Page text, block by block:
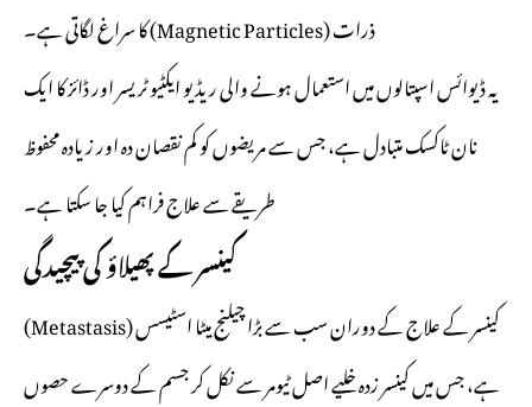
ذرات (Magnetic Particles) کا سراغ لگاتی ہے۔
یہ ڈیوائس اسپتالوں میں استعمال ہونے والی ریڈیو ایکٹیو ٹریسر اور ڈائز کا ایک
نان ٹاکسک متبادل ہے، جس سے مریضوں کو کم نقصان دہ اور زیادہ محفوظ
طریقے سے علاج فراہم کیا جا سکتا ہے۔
کینسر کے پھیلاؤ کی پیچیدگی
کینسر کے علاج کے دوران سب سے بڑا چیلنج میٹا اسٹیسس (Metastasis)
ہے، جس میں کینسر زدہ خلیے اصل ٹیومر سے نکل کر جسم کے دوسرے حصوں